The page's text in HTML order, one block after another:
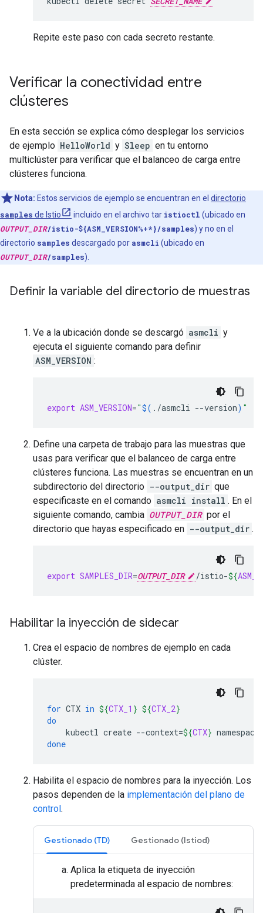
Repite este paso con cada secreto restante.
Verificar la conectividad entre
clústeres
En esta sección se explica cómo desplegar los servicios
de ejemplo HelloWorld y Sleep en tu entorno
multiclúster para verificar que el balanceo de carga entre
clústeres funciona.
Nota: Estos servicios de ejemplo se encuentran en el directorio
samples de Istio incluido en el archivo tar istioctl (ubicado en
OUTPUT_DIR/istio-${ASM_VERSION%+*}/samples) y no en el
directorio samples descargado por asmcli (ubicado en
OUTPUT_DIR/samples).
Definir la variable del directorio de muestras
Ve a la ubicación donde se descargó asmcli y
ejecuta el siguiente comando para definir
ASM_VERSION :
export ASM_VERSION="$( ./asmcli --version) "
Define una carpeta de trabajo para las muestras que
usas para verificar que el balanceo de carga entre
clústeres funciona. Las muestras se encuentran en un
subdirectorio del directorio --output_dir que
especificaste en el comando asmcli install . En el
siguiente comando, cambia OUTPUT_DIR por el
directorio que hayas especificado en --output_dir .
export SAMPLES_DIR=OUTPUT_DIR /istio-${
Habilitar la inyección de sidecar
Crea el espacio de nombres de ejemplo en cada
clúster.
for CTX in ${CTX_1 } ${CTX_2}
do
kubectl create --context=${CTX} namespace
done
Habilita el espacio de nombres para la inyección. Los
pasos dependen de la implementación del plano de
control.
Gestionado (TD) Gestionado (Istiod)
Aplica la etiqueta de inyección
predeterminada al espacio de nombres: